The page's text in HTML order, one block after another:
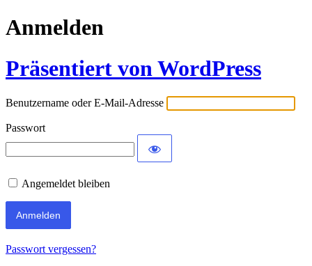
Anmelden
Präsentiert von WordPress
Benutzername oder E-Mail-Adresse
Passwort
Angemeldet bleiben
Passwort vergessen?